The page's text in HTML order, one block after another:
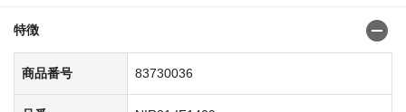
特徴
商品番号 83730036